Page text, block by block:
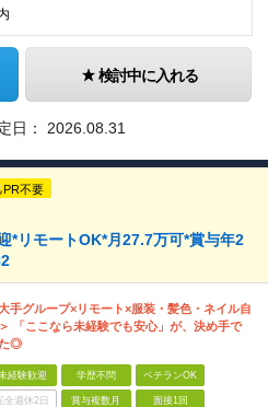
検討中に入れる
日： 2026.08.31
PR不要
*リモートOK*月27.7万可*賞与年2
手グループ×リモート×服装・髪色・ネイル自
「ここなら未経験でも安心」が、決め手で
◎
経験歓迎 学歴不問 ベテランOK
全週休2日 賞与複数月 面接1回